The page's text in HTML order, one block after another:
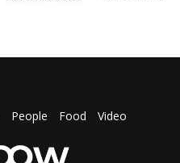
People Food Video